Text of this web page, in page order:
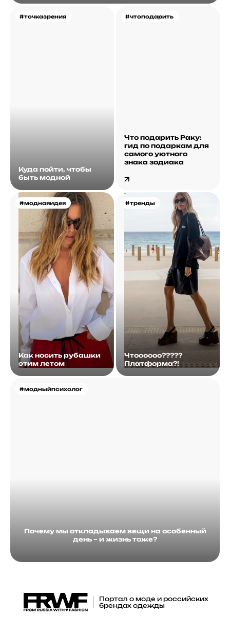
#точказрения
Куда пойти, чтобы
быть модной
#чтоподарить
Что подарить Раку:
гид по подаркам для
самого уютного
знака зодиака
#моднаяидея
Как носить рубашки
этим летом
#тренды
Чтоооооо?????
Платформа?!
#модныйпсихолог
Почему мы откладываем вещи на особенный
день – и жизнь тоже?
Портал о моде и российских
брендах одежды